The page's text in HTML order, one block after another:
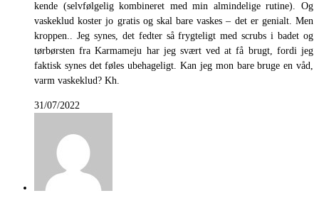
kende (selvfølgelig kombineret med min almindelige rutine). Og
vaskeklud koster jo gratis og skal bare vaskes – det er genialt. Men
kroppen.. Jeg synes, det fedter så frygteligt med scrubs i badet og
tørbørsten fra Karmameju har jeg svært ved at få brugt, fordi jeg
faktisk synes det føles ubehageligt. Kan jeg mon bare bruge en våd,
varm vaskeklud? Kh.
31/07/2022